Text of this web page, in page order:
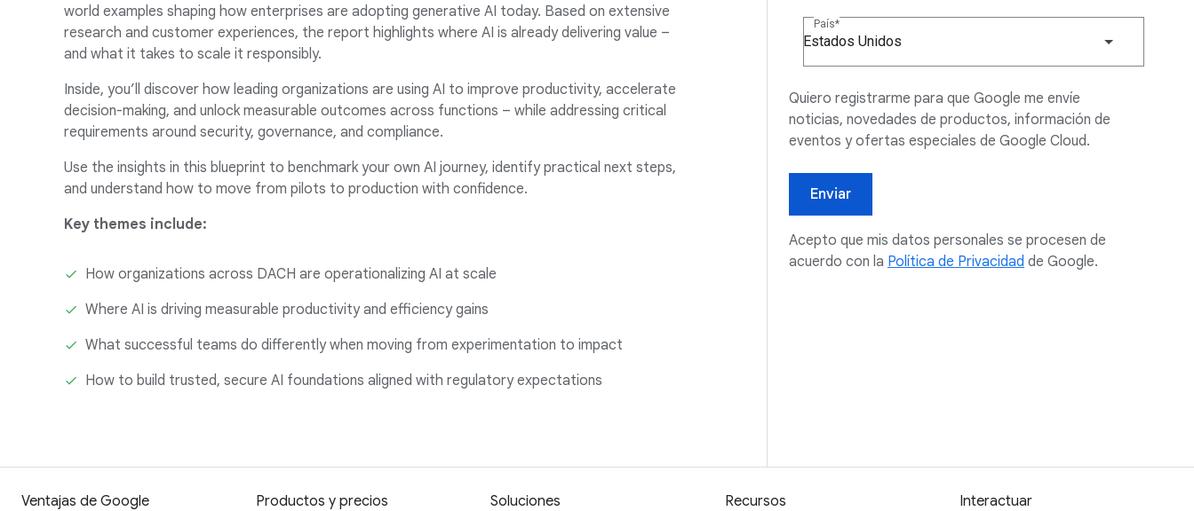
País
Estados Unidos
Quiero registrarme para que Google me envíe
noticias, novedades de productos, información de
eventos y ofertas especiales de Google Cloud.
Enviar
Acepto que mis datos personales se procesen de
acuerdo con la Política de Privacidad de Google.
world examples shaping how enterprises are adopting generative AI today. Based on extensive
research and customer experiences, the report highlights where AI is already delivering value –
and what it takes to scale it responsibly.
Inside, you’ll discover how leading organizations are using AI to improve productivity, accelerate
decision-making, and unlock measurable outcomes across functions – while addressing critical
requirements around security, governance, and compliance.
Use the insights in this blueprint to benchmark your own AI journey, identify practical next steps,
and understand how to move from pilots to production with confidence.
Key themes include:
How organizations across DACH are operationalizing AI at scale
Where AI is driving measurable productivity and efficiency gains
What successful teams do differently when moving from experimentation to impact
How to build trusted, secure AI foundations aligned with regulatory expectations
Ventajas de Google Productos y precios Soluciones Recursos Interactuar